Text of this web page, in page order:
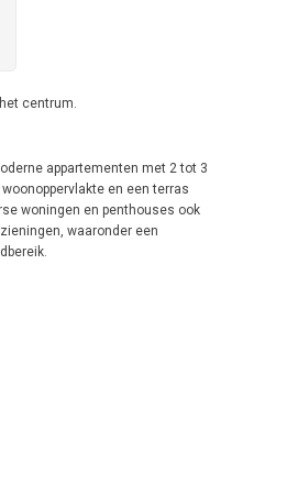
centrum.
appartementen met 2 tot 3
en een terras
woningen en penthouses ook
waaronder een